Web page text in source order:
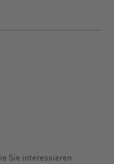
Sie interessieren